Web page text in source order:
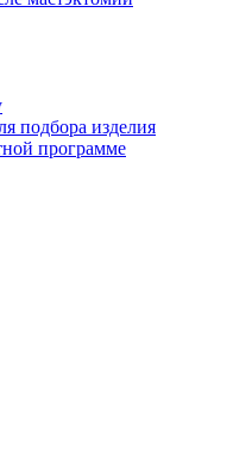
подбора изделия
программе